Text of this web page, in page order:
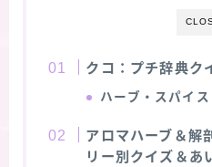
クコ：プチ辞典ク
ハーブ・スパイス
アロマハーブ＆解
リー別クイズ＆あ